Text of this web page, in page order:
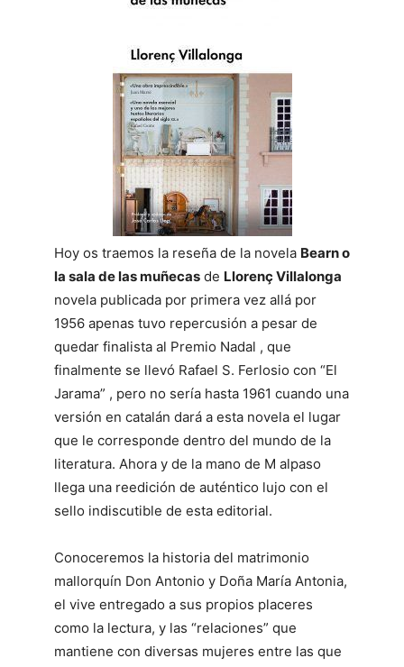
Hoy os traemos la reseña de la novela Bearn o
la sala de las muñecas de Llorenç Villalonga
novela publicada por primera vez allá por
1956 apenas tuvo repercusión a pesar de
quedar finalista al Premio Nadal , que
finalmente se llevó Rafael S. Ferlosio con “El
Jarama” , pero no sería hasta 1961 cuando una
versión en catalán dará a esta novela el lugar
que le corresponde dentro del mundo de la
literatura. Ahora y de la mano de M alpaso
llega una reedición de auténtico lujo con el
sello indiscutible de esta editorial.
Conoceremos la historia del matrimonio
mallorquín Don Antonio y Doña María Antonia,
el vive entregado a sus propios placeres
como la lectura, y las “relaciones” que
mantiene con diversas mujeres entre las que